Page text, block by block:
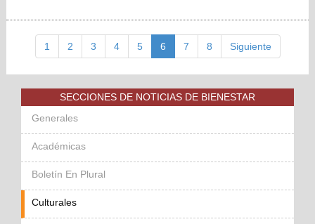
1 2 3 4 5 6 7 8 Siguiente
SECCIONES DE NOTICIAS DE BIENESTAR
Generales
Académicas
Boletín En Plural
Culturales